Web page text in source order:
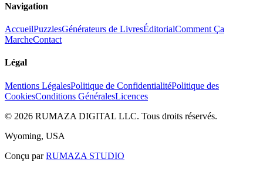
Navigation
AccueilPuzzlesGénérateurs de LivresÉditorialComment Ça
MarcheContact
Légal
Mentions LégalesPolitique de ConfidentialitéPolitique des
CookiesConditions GénéralesLicences
© 2026 RUMAZA DIGITAL LLC. Tous droits réservés.
Wyoming, USA
Conçu par RUMAZA STUDIO